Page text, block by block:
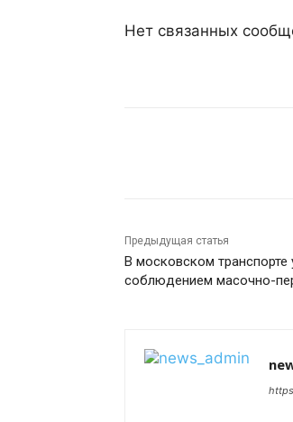
Нет связанных
Предыдущая статья
В московском транспорте
соблюдением масочно-